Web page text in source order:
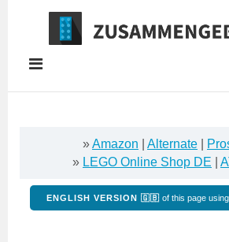
Springe
Inhalt
»Amazon Alternate
» LEGO Online Shop DE
ENGLISH VERSION 🇬🇧 of this page